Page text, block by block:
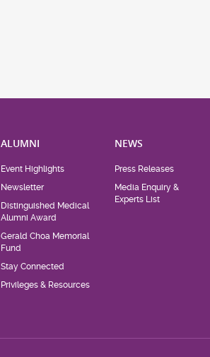
ALUMNI
Event Highlights
Newsletter
Distinguished Medical
Alumni Award
Gerald Choa Memorial
Fund
Stay Connected
Privileges & Resources
NEWS
Press Releases
Media Enquiry &
Experts List